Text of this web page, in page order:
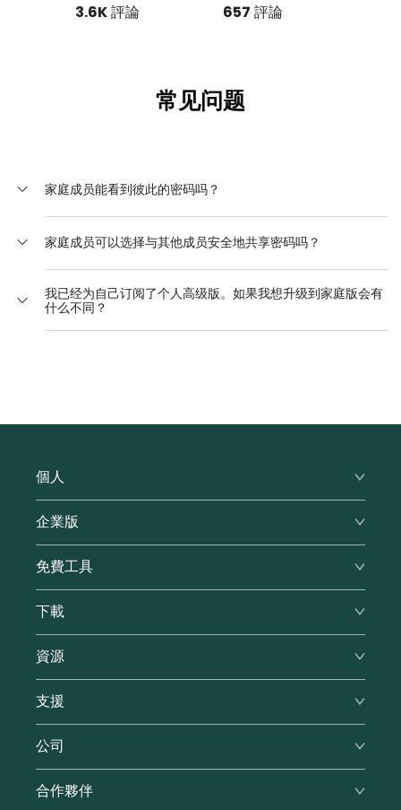
3.6K評論
657 評論
常见问题
家庭成员能看到彼此的密码吗？
家庭成员可以选择与其他成员安全地共享密码吗？
文件夹。
我已经为自己订阅了个人高级版。如果我想升级到家庭版会有
什么不同？
個人
高級版
價格
表單填寫器
推薦計劃
教育優惠
軍人優惠
企業版
企業功能
優勢
支援
免費工具
密碼產生器
我的密碼有多安全？
F我被駭客入侵了嗎？
下載
瀏覽器
Mac
iOS
Android
資源
安全
評價
RoboForm vs. LastPass
RoboForm vs. Dashlane
支援
說明中心
提交工單
公司
關於我們s
合作夥伴